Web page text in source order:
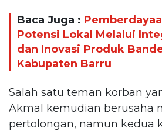
Baca Juga :
Potensi Lokal Melalui
dan Inovasi Produk
Kabupaten Barru
Salah satu teman korban
Akmal kemudian berusaha
pertolongan, namun kedua